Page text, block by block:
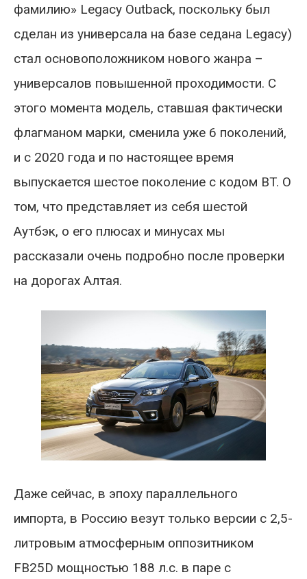
фамилию» Legacy Outback, поскольку был
сделан из универсала на базе седана Legacy)
стал основоположником нового жанра –
универсалов повышенной проходимости. С
этого момента модель, ставшая фактически
флагманом марки, сменила уже 6 поколений,
и с 2020 года и по настоящее время
выпускается шестое поколение с кодом BT. О
том, что представляет из себя шестой
Аутбэк, о его плюсах и минусах мы
рассказали очень подробно после проверки
на дорогах Алтая.
Даже сейчас, в эпоху параллельного
импорта, в Россию везут только версии с 2,5-
литровым атмосферным оппозитником
FB25D мощностью 188 л.с. в паре с